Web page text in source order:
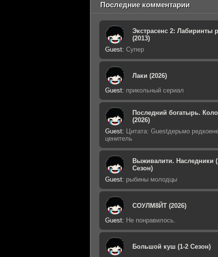
Последние комментарии
Экстрасенс 2: Лабиринты
(2013)
Guest: Супер
Лаки (2026)
Guest: прикольный сериал
Последний богатырь.
(2026)
Guest: Цитата: Guestдерьмо
ценитель
Выживалити. Наследники
Сезон)
Guest: рыбины молодцы
СОУЛМ8ЙТ (2026)
Guest: Не понравилось.
Большой куш (1-2 Сезон)